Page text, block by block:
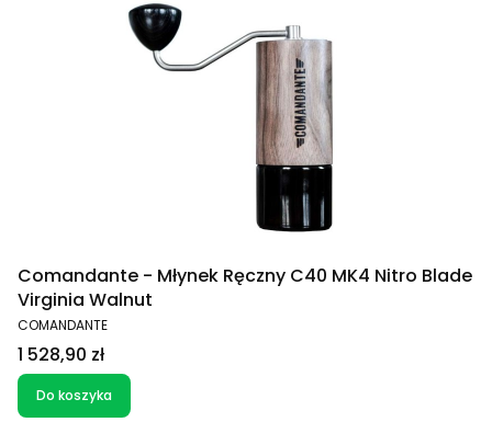
Comandante - Młynek Ręczny C40 MK4 Nitro Blade
Virginia Walnut
PRODUCENT
COMANDANTE
Cena
1 528,90 zł
Do koszyka